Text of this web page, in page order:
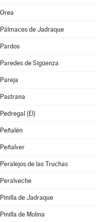
Orea
Pálmaces de Jadraque
Pardos
Paredes de Sigüenza
Pareja
Pastrana
Pedregal (El)
Peñalén
Peñalver
Peralejos de las Truchas
Peralveche
Pinilla de Jadraque
Pinilla de Molina